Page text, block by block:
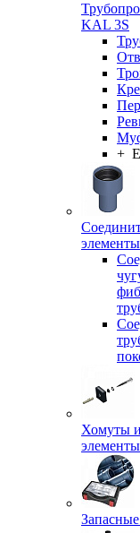
KAL 3S
+
элементы
Хомуты
элементы